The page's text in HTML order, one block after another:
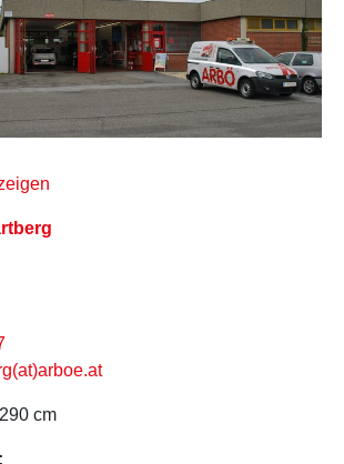
290 cm